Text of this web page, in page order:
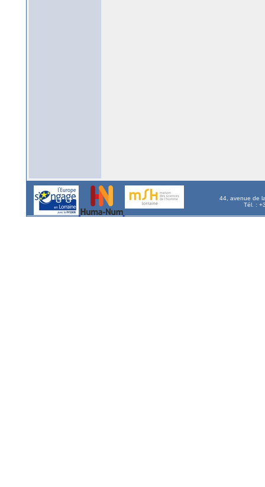
44, avenue de
Tél. :